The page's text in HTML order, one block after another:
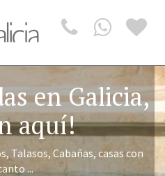
en Galicia,
aquí!
Talasos, Cabañas, casas con
...